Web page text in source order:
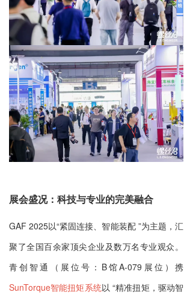
展会盛况：科技与专业的完美融合
GAF 2025以“紧固连接、智能装配 ”为主题，汇
聚了全国百余家顶尖企业及数万名专业观众。
青创智通（展位号：B馆A-079展位）携
SunTorque智能扭矩系统以 “精准扭矩，驱动智